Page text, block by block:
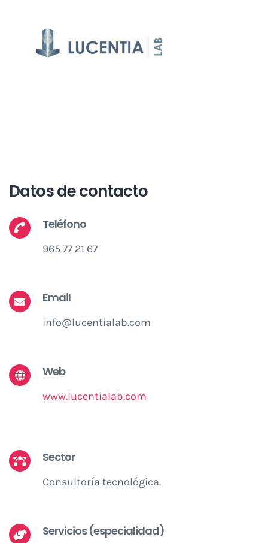
Datos de contacto
Teléfono
965 77 21 67
Email
info@lucentialab.com
Web
www.lucentialab.com
Sector
Consultoría tecnológica.
Servicios (especialidad)